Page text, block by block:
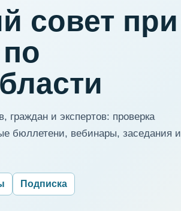
совет при
граждан и экспертов: проверка
бюллетени, вебинары, заседания и
Подписка